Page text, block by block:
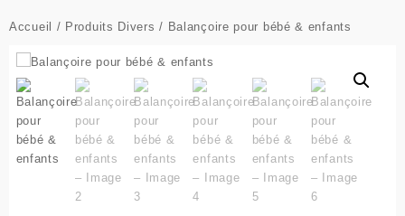
Accueil / Produits Divers / Balançoire pour bébé & enfants